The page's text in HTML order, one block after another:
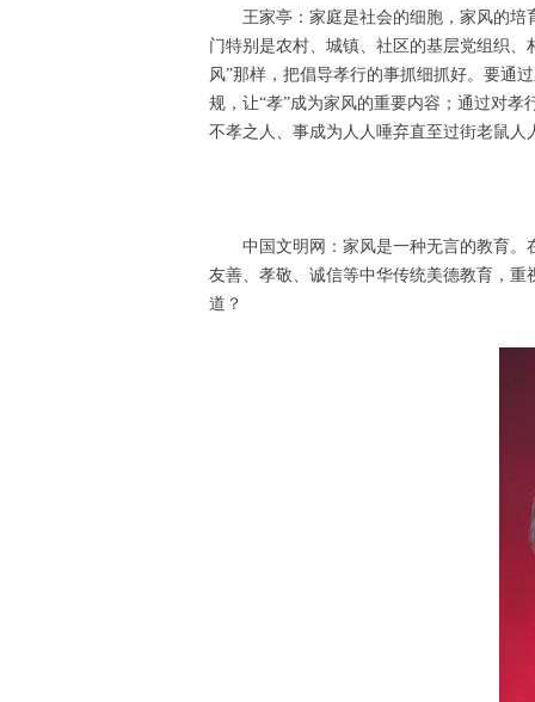
王家亭：家庭是社会的细胞，家风的
门特别是农村、城镇、社区的基层党组织
风”那样，把倡导孝行的事抓细抓好。要通
规，让“孝”成为家风的重要内容；通过对
不孝之人、事成为人人唾弃直至过街老鼠人
中国文明网：家风是一种无言的教育
友善、孝敬、诚信等中华传统美德教育，
道？